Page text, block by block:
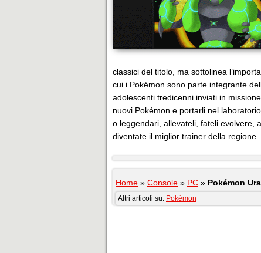
classici del titolo, ma sottolinea
cui i Pokémon sono parte integrante
adolescenti tredicenni inviati in
nuovi Pokémon e portarli nel
o leggendari, allevateli, fateli evolvere,
diventate il miglior trainer della regione.
Home » Console » PC » Pokémon
Altri articoli su: Pokémon